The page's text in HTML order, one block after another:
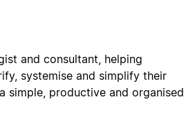
and consultant, helping
systemise and simplify their
simple, productive and organised